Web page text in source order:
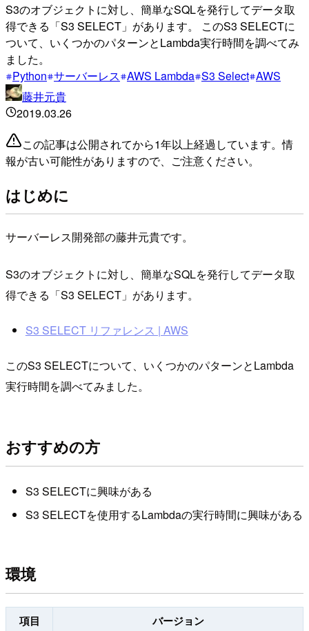
S3のオブジェクトに対し、簡単なSQLを発行してデータ取
得できる「S3 SELECT」があります。 このS3 SELECTに
ついて、いくつかのパターンとLambda実行時間を調べてみ
ました。
Python サーバーレス AWS Lambda S3 Select AWS
藤井元貴
2019.03.26
この記事は公開されてから1年以上経過しています。情
報が古い可能性がありますので、ご注意ください。
はじめに
サーバーレス開発部の藤井元貴です。
S3のオブジェクトに対し、簡単なSQLを発行してデータ取
得できる「S3 SELECT」があります。
S3 SELECT リファレンス | AWS
このS3 SELECTについて、いくつかのパターンとLambda
実行時間を調べてみました。
おすすめの方
S3 SELECTに興味がある
S3 SELECTを使用するLambdaの実行時間に興味がある
環境
項目 バージョン